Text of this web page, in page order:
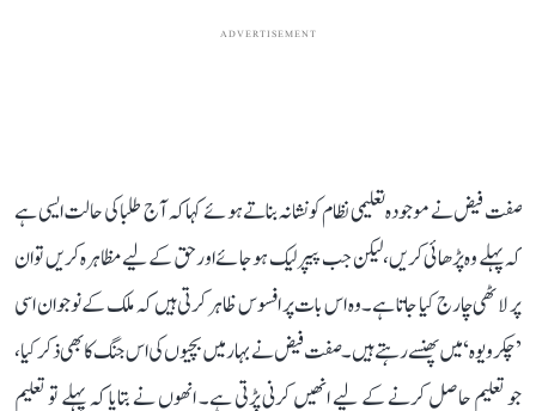
ADVERTISEMENT
صفت فیض نے موجودہ تعلیمی نظام کو نشانہ بناتے ہوئے کہا کہ آج طلبا کی حالت ایسی ہے
کہ پہلے وہ پڑھائی کریں، لیکن جب پیپر لیک ہو جائے اور حق کے لیے مظاہرہ کریں تو ان
پر لاٹھی چارج کیا جاتا ہے۔ وہ اس بات پر افسوس ظاہر کرتی ہیں کہ ملک کے نوجوان اسی
’چکرویوہ‘ میں پھنسے رہتے ہیں۔ صفت فیض نے بہار میں بچیوں کی اس جنگ کا بھی ذکر کیا،
جو تعلیم حاصل کرنے کے لیے انھیں کرنی پڑتی ہے۔ انھوں نے بتایا کہ پہلے تو تعلیم